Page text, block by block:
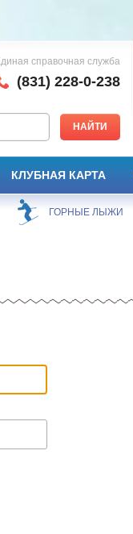
справочная служба
(831) 228-0-238
КЛУБНАЯ КАРТА
ГОРНЫЕ ЛЫЖИ